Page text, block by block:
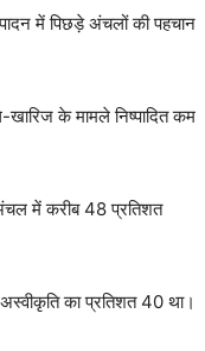
में पिछड़े अंचलों की पहचान
के मामले निष्पादित कम
अंचल में करीब 48 प्रतिशत
का प्रतिशत 40 था।